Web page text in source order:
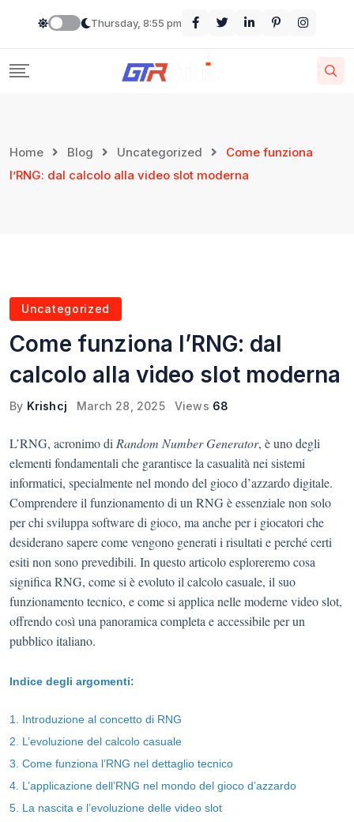
Thursday, 8:55 pm
Home Blog Uncategorized
Come funziona
l’RNG: dal calcolo alla video slot moderna
Uncategorized
Come funziona l’RNG: dal
calcolo alla video slot moderna
By Krishcj March 28, 2025 Views 68
L’RNG, acronimo di Random Number Generator, è uno degli
elementi fondamentali che garantisce la casualità nei sistemi
informatici, specialmente nel mondo del gioco d’azzardo digitale.
Comprendere il funzionamento di un RNG è essenziale non solo
per chi sviluppa software di gioco, ma anche per i giocatori che
desiderano sapere come vengono generati i risultati e perché certi
esiti non sono prevedibili. In questo articolo esploreremo cosa
significa RNG, come si è evoluto il calcolo casuale, il suo
funzionamento tecnico, e come si applica nelle moderne video slot,
offrendo così una panoramica completa e accessibile per un
pubblico italiano.
Indice degli argomenti:
1. Introduzione al concetto di RNG
2. L’evoluzione del calcolo casuale
3. Come funziona l’RNG nel dettaglio tecnico
4. L’applicazione dell’RNG nel mondo del gioco d’azzardo
5. La nascita e l’evoluzione delle video slot